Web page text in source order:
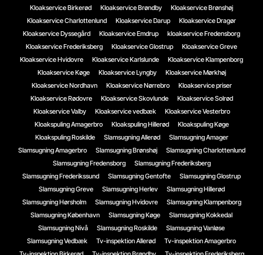
Kloakservice Birkerød
Kloakservice Brøndby
Kloakservice Brønshøj
Kloakservice Charlottenlund
Kloakservice Darup
Kloakservice Dragør
Kloakservice Dyssegård
Kloakservice Emdrup
kloakservice Fredensborg
Kloakservice Frederiksberg
Kloakservice Glostrup
Kloakservice Greve
Kloakservice Hvidovre
Kloakservice Karlslunde
Kloakservice Klampenborg
Kloakservice Køge
Kloakservice Lyngby
Kloakservice Mørkhøj
Kloakservice Nordhavn
Kloakservice Nørrebro
Kloakservice priser
Kloakservice Rødovre
Kloakservice Skovlunde
Kloakservice Solrød
Kloakservice Valby
Kloakservice vedbæk
Kloakservice Vesterbro
Kloakspuling Amagerbro
Kloakspuling Hillerød
Kloakspuling Køge
Kloakspuling Roskilde
Slamsugning Allerød
Slamsugning Amager
Slamsugning Amagerbro
Slamsugning Brønshøj
Slamsugning Charlottenlund
Slamsugning Fredensborg
Slamsugning Frederiksberg
Slamsugning Frederikssund
Slamsugning Gentofte
Slamsugning Glostrup
Slamsugning Greve
Slamsugning Herlev
Slamsugning Hillerød
Slamsugning Hørsholm
Slamsugning Hvidovre
Slamsugning Klampenborg
Slamsugning København
Slamsugning Køge
Slamsugning Kokkedal
Slamsugning Nivå
Slamsugning Roskilde
Slamsugning Vanløse
Slamsugning Vedbæk
Tv-inspektion Allerød
Tv-inspektion Amagerbro